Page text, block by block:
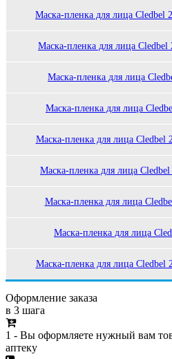
Маска-пленка для лица Cledbel
Маска-пленка для лица Cledbel
Маска-пленка для лица
Маска-пленка для лица
Маска-пленка для лица Cledbel
Маска-пленка для лица
Маска-пленка для лица
Маска-пленка для лица
Маска-пленка для лица Cledbel
Оформление заказа
в 3 шага
1 - Вы оформляете нужный вам
аптеку